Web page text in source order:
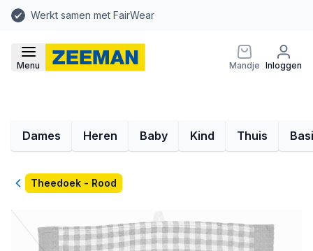
Werkt samen met FairWear
Menu Mandje Inloggen
Dames Heren Baby Kind Thuis
TerugTheedoek - Rood